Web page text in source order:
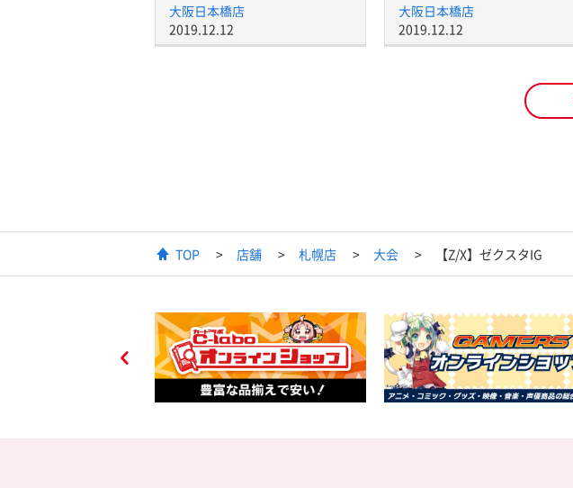
大阪日本橋店
2019.12.12
大阪日本橋店
2019.12.12
TOP 店舗 札幌店 大会 【Z/X】ゼクスタIG